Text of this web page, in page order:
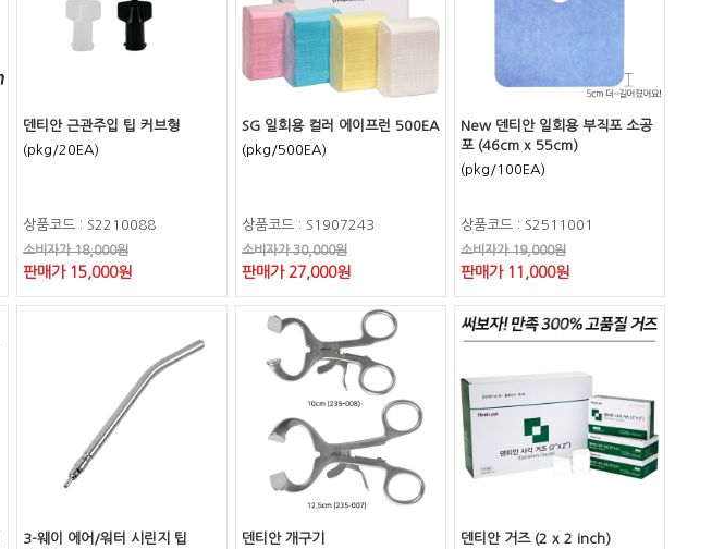
덴티안 근관주입 팁 커브형
(pkg/20EA)
상품코드 : S2210088
소비자가 18,000원
판매가 15,000원
SG 일회용 컬러 에이프런 500EA
(pkg/500EA)
상품코드 : S1907243
소비자가 30,000원
판매가 27,000원
New 덴티안 일회용 부직포 소공
포 (46cm x 55cm)
(pkg/100EA)
상품코드 : S2511001
소비자가 19,000원
판매가 11,000원
3-웨이 에어/워터 시린지 팁
덴티안 개구기
덴티안 거즈 (2 x 2 inch)